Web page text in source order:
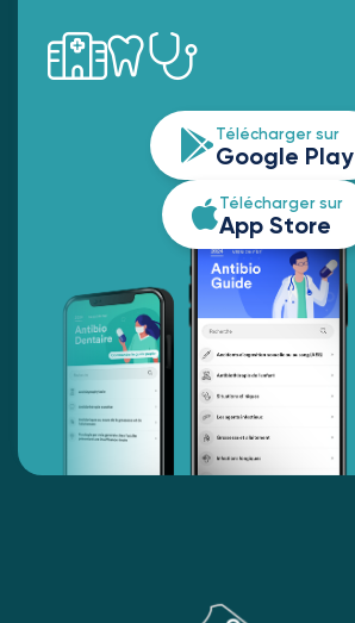
Télécharger sur
Google Play
Télécharger sur
App Store